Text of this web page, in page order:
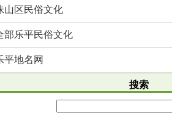
山区民俗文化
部乐平民俗文化
平地名网
搜索